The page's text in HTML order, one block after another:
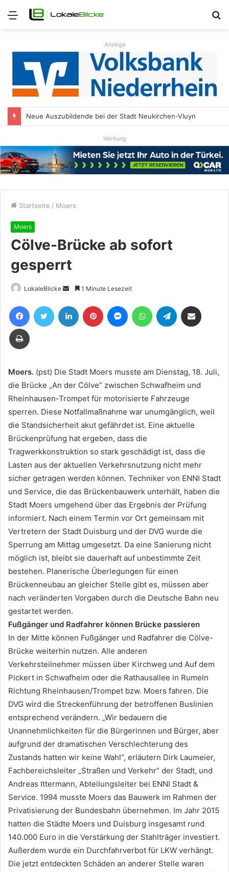
Menü
Anzeige
Neue Auszubildende bei der Stadt Neukirchen-Vluyn
Werbung
Startseite / Moers
Moers
Cölve-Brücke ab sofort
gesperrt
LokaleBlicke
Sende
eine
E-
1 Minute Lesezeit
FacebookTwitter LinkedIn Pinterest MessengerWhatsAppTelegram
Drucken
Moers. (pst) Die Stadt Moers musste am Dienstag, 18. Juli,
die Brücke „An der Cölve“ zwischen Schwafheim und
Rheinhausen-Trompet für motorisierte Fahrzeuge
sperren. Diese Notfallmaßnahme war unumgänglich, weil
die Standsicherheit akut gefährdet ist. Eine aktuelle
Brückenprüfung hat ergeben, dass die
Tragwerkkonstruktion so stark geschädigt ist, dass die
Lasten aus der aktuellen Verkehrsnutzung nicht mehr
sicher getragen werden können. Techniker von ENNI Stadt
und Service, die das Brückenbauwerk unterhält, haben die
Stadt Moers umgehend über das Ergebnis der Prüfung
informiert. Nach einem Termin vor Ort gemeinsam mit
Vertretern der Stadt Duisburg und der DVG wurde die
Sperrung am Mittag umgesetzt. Da eine Sanierung nicht
möglich ist, bleibt sie dauerhaft auf unbestimmte Zeit
bestehen. Planerische Überlegungen für einen
Brückenneubau an gleicher Stelle gibt es, müssen aber
nach veränderten Vorgaben durch die Deutsche Bahn neu
gestartet werden.
Fußgänger und Radfahrer können Brücke passieren
In der Mitte können Fußgänger und Radfahrer die Cölve-
Brücke weiterhin nutzen. Alle anderen
Verkehrsteilnehmer müssen über Kirchweg und Auf dem
Pickert in Schwafheim oder die Rathausallee in Rumeln
Richtung Rheinhausen/Trompet bzw. Moers fahren. Die
DVG wird die Streckenführung der betroffenen Buslinien
entsprechend verändern. „Wir bedauern die
Unannehmlichkeiten für die Bürgerinnen und Bürger, aber
aufgrund der dramatischen Verschlechterung des
Zustands hatten wir keine Wahl“, erläutern Dirk Laumeier,
Fachbereichsleiter „Straßen und Verkehr“ der Stadt, und
Andreas Ittermann, Abteilungsleiter bei ENNI Stadt &
Service. 1994 musste Moers das Bauwerk im Rahmen der
Privatisierung der Bundesbahn übernehmen. Im Jahr 2015
hatten die Städte Moers und Duisburg insgesamt rund
140.000 Euro in die Verstärkung der Stahlträger investiert.
Außerdem wurde ein Durchfahrverbot für LKW verhängt.
Die jetzt entdeckten Schäden an anderer Stelle waren